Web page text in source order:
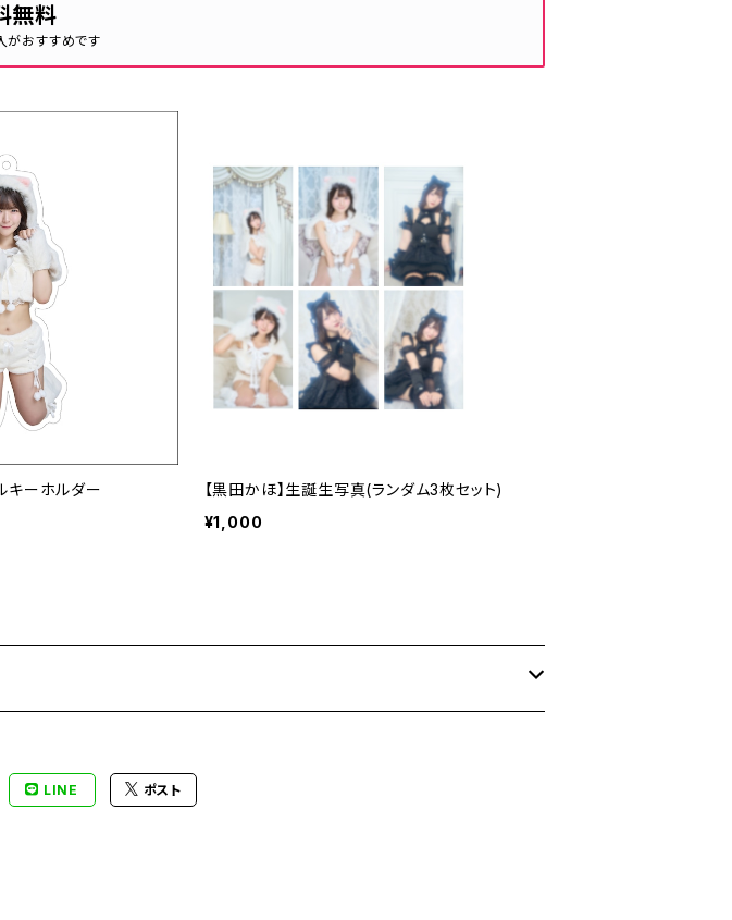
無料
がおすすめです
キーホルダー
【黒田かほ】生誕生写真(ランダム3枚セット)
¥1,000
LINE ポスト